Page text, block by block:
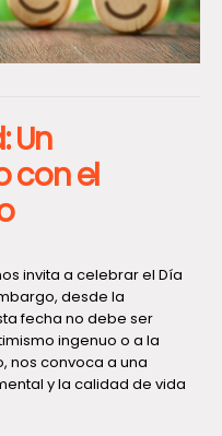
Un
con el
invita a celebrar el Día
desde la
fecha no debe ser
ingenuo o a la
nos convoca a una
y la calidad de vida